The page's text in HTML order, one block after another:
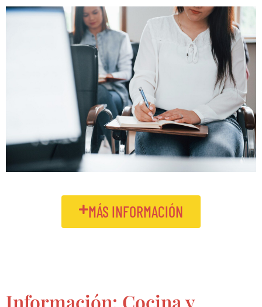
MÁS INFORMACIÓN
Información: Cocina y